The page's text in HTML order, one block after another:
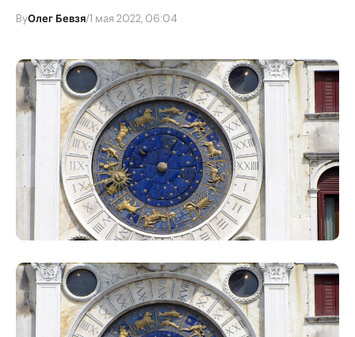
ByОлег Бевзя/1 мая 2022, 06:04